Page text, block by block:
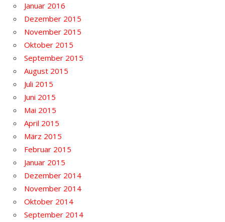
Januar 2016
Dezember 2015
November 2015
Oktober 2015
September 2015
August 2015
Juli 2015
Juni 2015
Mai 2015
April 2015
März 2015
Februar 2015
Januar 2015
Dezember 2014
November 2014
Oktober 2014
September 2014